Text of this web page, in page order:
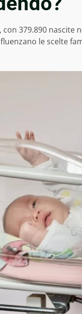
379.890 nascite
le scelte